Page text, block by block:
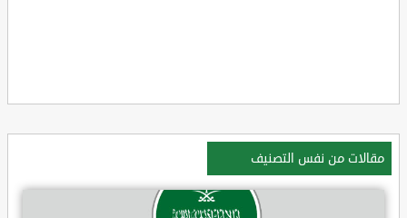
مقالات من نفس التصنيف